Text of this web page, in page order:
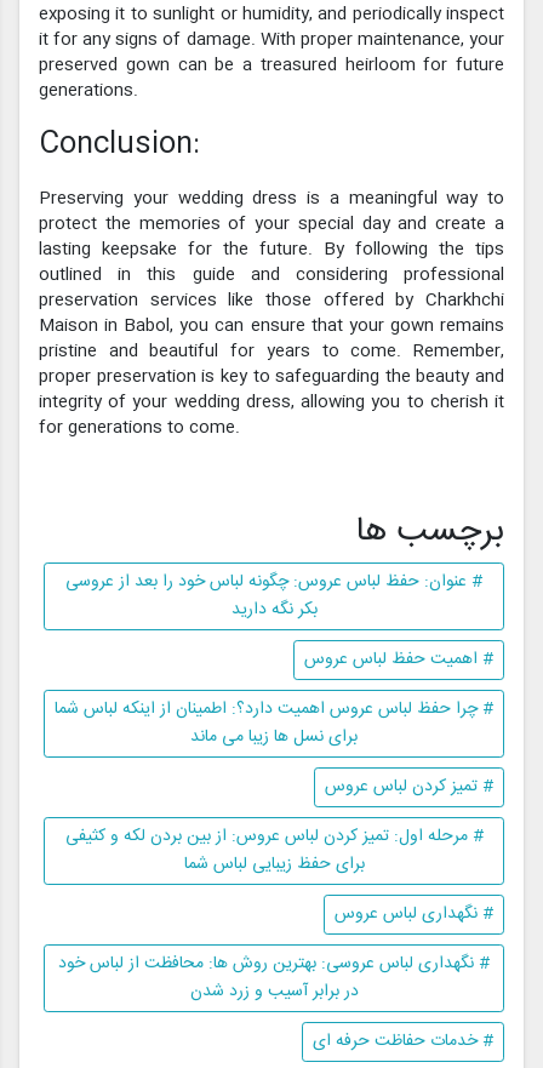
exposing it to sunlight or humidity, and periodically inspect
it for any signs of damage. With proper maintenance, your
preserved gown can be a treasured heirloom for future
generations.
Conclusion:
Preserving your wedding dress is a meaningful way to
protect the memories of your special day and create a
lasting keepsake for the future. By following the tips
outlined in this guide and considering professional
preservation services like those offered by Charkhchi
Maison in Babol, you can ensure that your gown remains
pristine and beautiful for years to come. Remember,
proper preservation is key to safeguarding the beauty and
integrity of your wedding dress, allowing you to cherish it
for generations to come.
برچسب ها
# عنوان: حفظ لباس عروس: چگونه لباس خود را بعد از عروسی
بکر نگه دارید
# اهمیت حفظ لباس عروس
# چرا حفظ لباس عروس اهمیت دارد؟: اطمینان از اینکه لباس شما
برای نسل ها زیبا می ماند
# تمیز کردن لباس عروس
# مرحله اول: تمیز کردن لباس عروس: از بین بردن لکه و کثیفی
برای حفظ زیبایی لباس شما
# نگهداری لباس عروس
# نگهداری لباس عروسی: بهترین روش ها: محافظت از لباس خود
در برابر آسیب و زرد شدن
# خدمات حفاظت حرفه ای